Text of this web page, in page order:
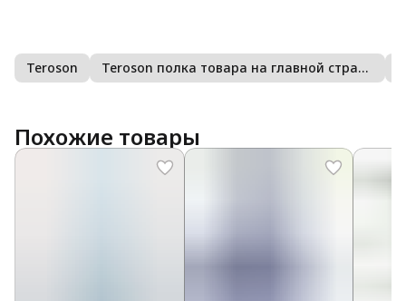
Teroson Teroson полка товара на главной странице сайта
Похожие товары